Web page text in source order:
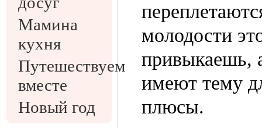
Мамина
кухня
Путешествуем
вместе
Новый год
молодости
привыкаешь,
имеют тему
плюсы.